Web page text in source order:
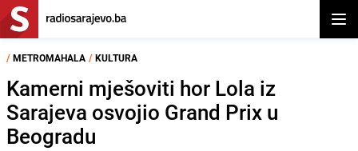
/ METROMAHALA / KULTURA
Kamerni mješoviti hor Lola iz
Sarajeva osvojio Grand Prix u
Beogradu